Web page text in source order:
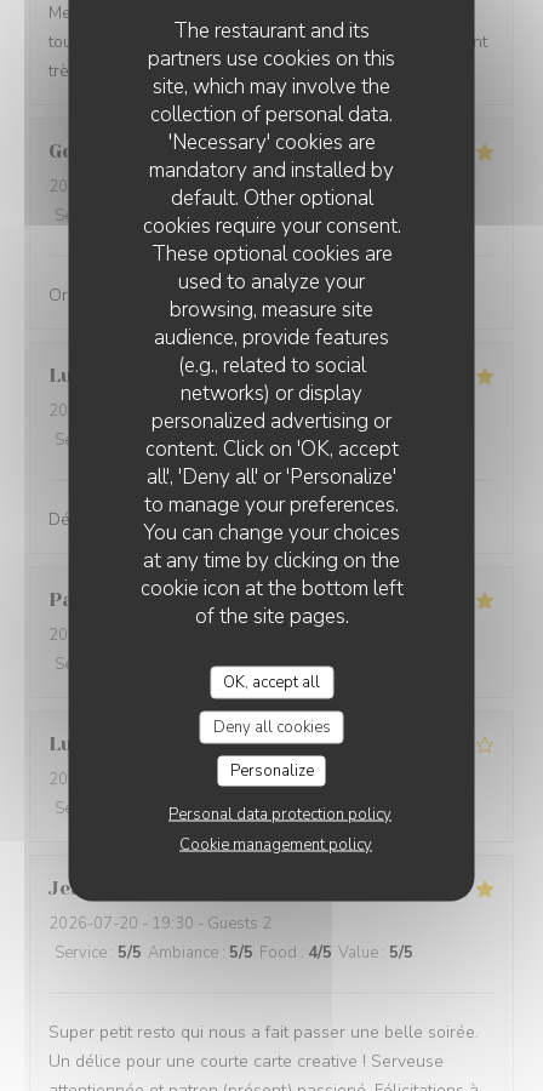
The restaurant and its
partners use cookies on this
site, which may involve the
collection of personal data.
'Necessary' cookies are
mandatory and installed by
default. Other optional
cookies require your consent.
These optional cookies are
used to analyze your
browsing, measure site
audience, provide features
(e.g., related to social
networks) or display
personalized advertising or
content. Click on 'OK, accept
all', 'Deny all' or 'Personalize'
to manage your preferences.
You can change your choices
at any time by clicking on the
cookie icon at the bottom left
of the site pages.
OK, accept all
Deny all cookies
Personalize
Personal data protection policy
Cookie management policy
Menus variés, changeant en fonction des saisons et
toujours réfléchis, et excellents. Le service est également
très agréable avec un sommelier de très bon conseil.
Georges
2026-08-04
- 19:15 - Guests 2
Service
Ambiance : Food 5 /5 4
Original, délicieux et servi avec amabilité
Lucie
2026-08-01
- 19:30 - Guests 2
Service
Ambiance :5/5 Food :5/5 Value: 4
Délicieux, raffiné et original. Je recommande !
Pascal
2026-07-20
Service
Ambiance:4/5 Food:5/5
Lucas
2026-07-20
- 19:30 - Guests 2
Service
Ambiance:4/5 Food:4/5 Value:4
Jean-Bernard
2026-07-20 - 19:30 - Guests 2
Service : 5/5 Ambiance : 5/5 Food : 4/5 Value : 5/5
Super petit resto qui nous a fait passer une belle soirée.
Un délice pour une courte carte creative ! Serveuse